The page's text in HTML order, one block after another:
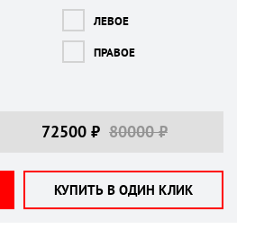
ЛЕВОЕ
ПРАВОЕ
72500 ₽ 80000 ₽
КУПИТЬ В ОДИН КЛИК